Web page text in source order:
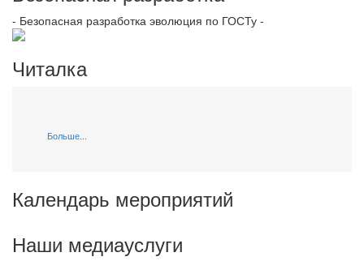
- Безопасная разработка эволюция по ГОСТу -
Читалка
Больше...
Календарь мероприятий
Наши медиауслуги